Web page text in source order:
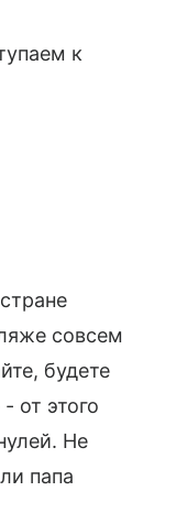
к
совсем
будете
от этого
Не
папа